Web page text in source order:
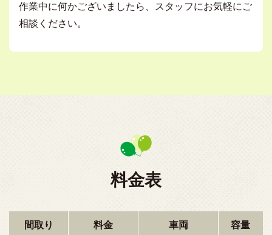
作業中に何かございましたら、スタッフにお気軽にご
相談ください。
料金表
間取り 料金 車両 容量